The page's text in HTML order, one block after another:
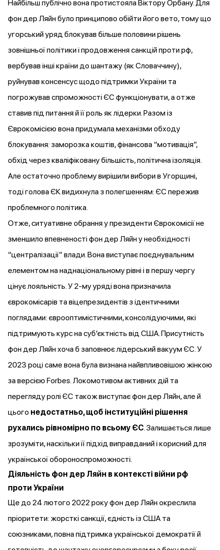
Найбільш публічно вона протистояла Віктору Орбану. Для
фон дер Ляйн було принципово обійти його вето, тому що
угорський урядблокував більше половини рішень
зовнішньої політики і продовження санкцій проти рф,
вербував інші країни до шантажу (як Словаччину),
руйнував консенсус щодо підтримки України та
погрожував спроможності ЄС функціонувати, а отже
ставив під питання й її роль як лідерки. Разом із
Єврокомісією вонапридумаламеханізми обходу
блокування: заморозка коштів, фінансова “мотивація”,
обхід через кваліфіковану більшість, політична ізоляція.
Але остаточно проблему вирішили вибори в Угорщині,
тоді голова ЄК видихнула з полегшенням: ЄС пережив
проблемного політика.
Отже, ситуативне обрання у президенти Єврокомісії не
зменшило впевненості фон дер Ляйн у необхідності
“централізації” влади. Вона виступає поєднувальним
елементом на наднаціональному рівні і в першу чергу
цінує лояльність. У 2-му уряді вона призначила
єврокомісарів та віцепрезидентів з ідентичними
поглядами: єврооптимістичними, консолідуючими, які
підтримують курс на субʼєктність від США. Присутність
фон дер Ляйн хоча б заповнює лідерський вакуум ЄС. У
2023 році саме вона булавизнананайвпливовішою жінкою
за версією Forbes. Локомотивом активних дій та
перегляду ролі ЄС також виступає фон дер Ляйн, але й
цього недостатньо, щоб інституційні рішення
рухались рівномірно по всьому ЄС. Залишається лише
зрозуміти, наскільки її підхід виправданий і корисний для
української обороноспроможності.
Діяльність фон дер Ляйн в контексті війни рф
проти України
Ще до 24 лютого 2022 року фон дер Ляйнокреслила
пріоритети: жорсткі санкції, єдність із США та
союзниками, повна підтримка української демократії й